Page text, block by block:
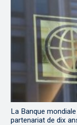
La Banque
partenariat de dix